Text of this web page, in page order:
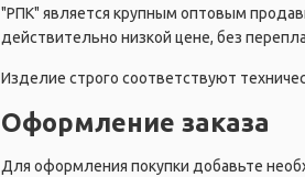
"РПК" является крупным оптовым
действительно низкой цене, без
Изделие строго соответствуют
Оформление заказа
Для оформления покупки добавьте